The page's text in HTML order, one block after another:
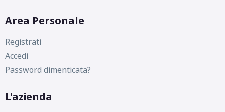
Area Personale
Registrati
Accedi
Password dimenticata?
L'azienda